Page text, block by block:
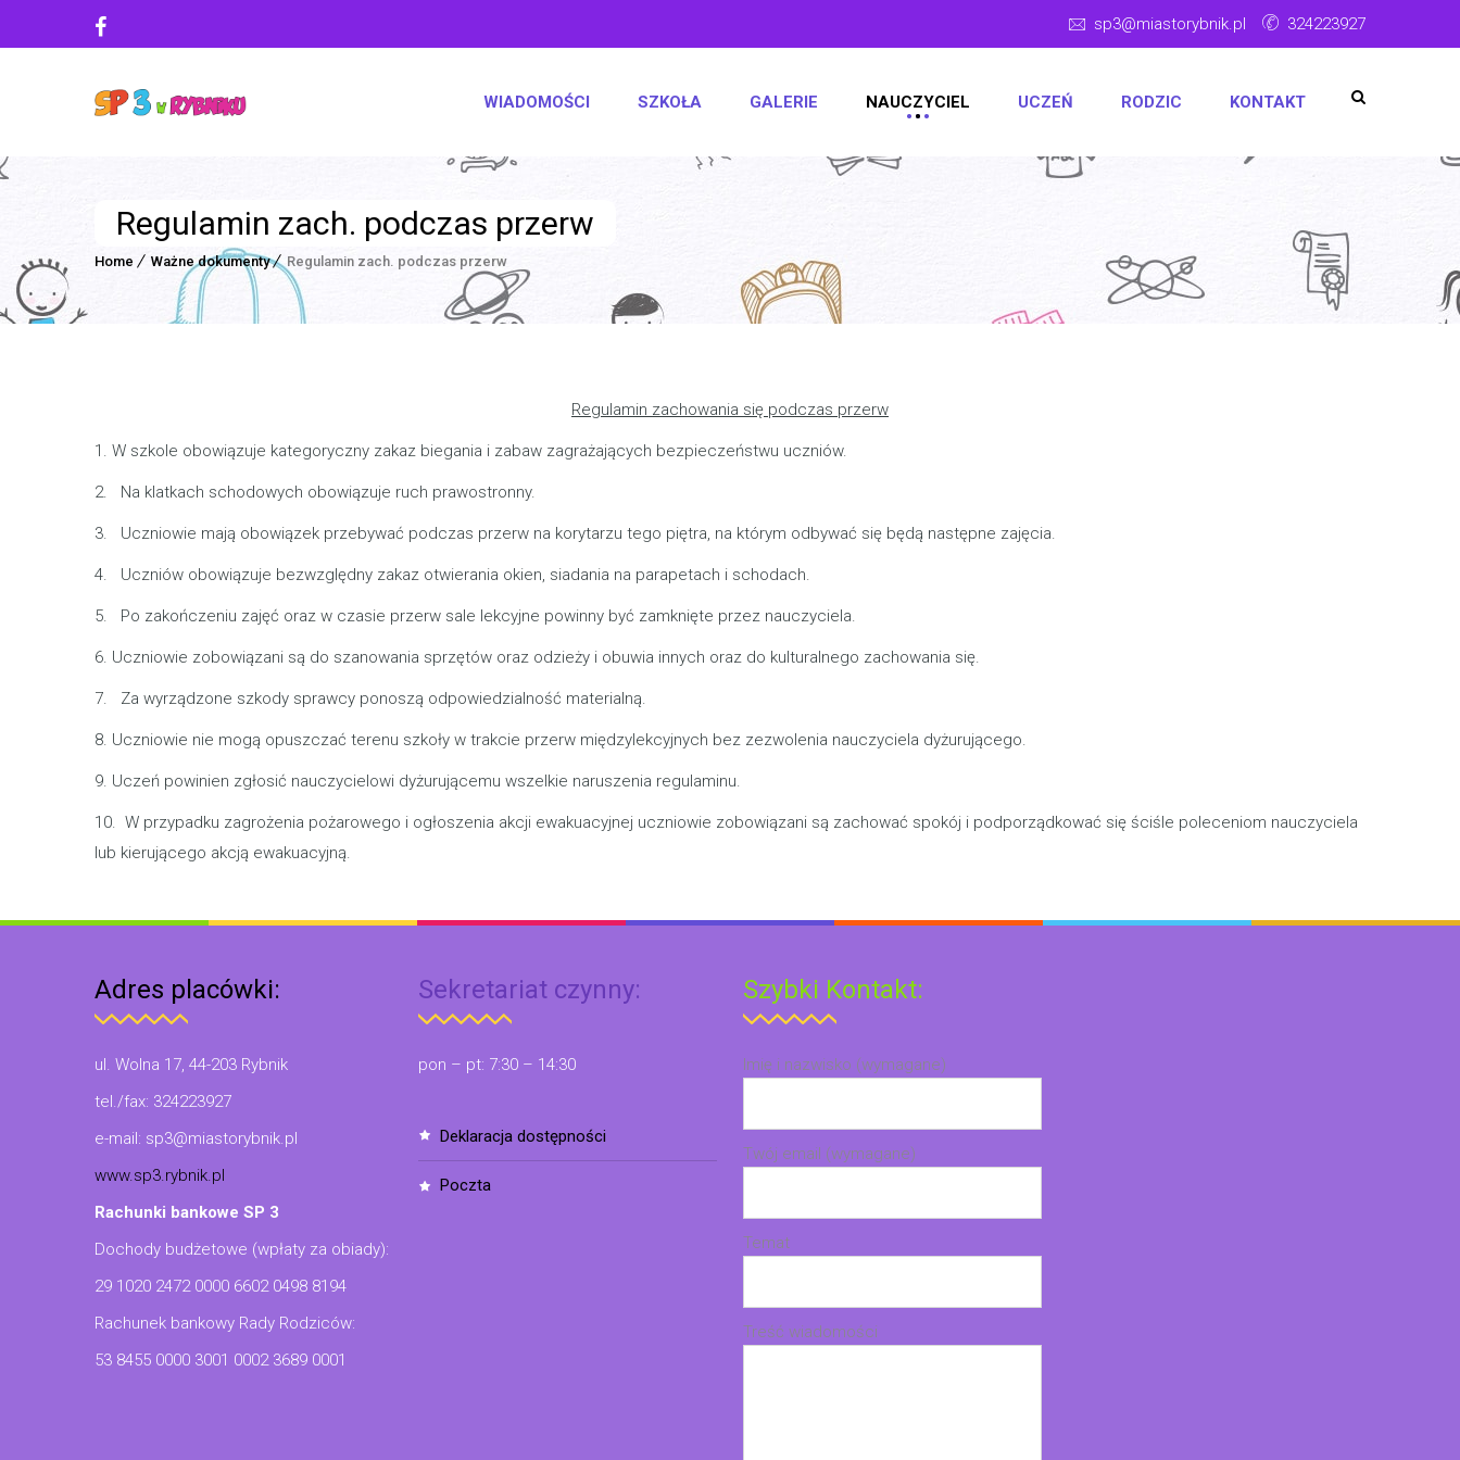
sp3@miastorybnik.pl 324223927
WIADOMOŚCI SZKOŁA GALERIE NAUCZYCIEL UCZEŃ RODZIC KONTAKT
Regulamin zach. podczas przerw
Home Ważne dokumenty Regulamin zach. podczas przerw
Regulamin zachowania się podczas przerw
1. W szkole obowiązuje kategoryczny zakaz biegania i zabaw zagrażających bezpieczeństwu uczniów.
2. Na klatkach schodowych obowiązuje ruch prawostronny.
3. Uczniowie mają obowiązek przebywać podczas przerw na korytarzu tego piętra, na którym odbywać się będą następne zajęcia.
4. Uczniów obowiązuje bezwzględny zakaz otwierania okien, siadania na parapetach i schodach.
5. Po zakończeniu zajęć oraz w czasie przerw sale lekcyjne powinny być zamknięte przez nauczyciela.
6. Uczniowie zobowiązani są do szanowania sprzętów oraz odzieży i obuwia innych oraz do kulturalnego zachowania się.
7. Za wyrządzone szkody sprawcy ponoszą odpowiedzialność materialną.
8. Uczniowie nie mogą opuszczać terenu szkoły w trakcie przerw międzylekcyjnych bez zezwolenia nauczyciela dyżurującego.
9. Uczeń powinien zgłosić nauczycielowi dyżurującemu wszelkie naruszenia regulaminu.
10. W przypadku zagrożenia pożarowego i ogłoszenia akcji ewakuacyjnej uczniowie zobowiązani są zachować spokój i podporządkować się ściśle poleceniom nauczyciela
lub kierującego akcją ewakuacyjną.
Adres placówki:
ul. Wolna 17, 44-203 Rybnik
tel./fax: 324223927
e-mail: sp3@miastorybnik.pl
www.sp3.rybnik.pl
Rachunki bankowe SP 3
Dochody budżetowe (wpłaty za obiady):
29 1020 2472 0000 6602 0498 8194
Rachunek bankowy Rady Rodziców:
53 8455 0000 3001 0002 3689 0001
Sekretariat czynny:
pon – pt: 7:30 – 14:30
deklaracja dostępności
poczta
Szybki Kontakt:
Imię i nazwisko (wymagane)
Twój email (wymagane)
Temat
Treść wiadomości